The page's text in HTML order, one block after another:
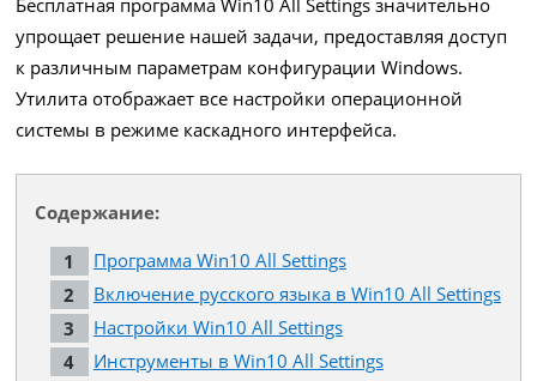
Бесплатная программа Win10 All Settings значительно
упрощает решение нашей задачи, предоставляя доступ
к различным параметрам конфигурации Windows.
Утилита отображает все настройки операционной
системы в режиме каскадного интерфейса.
Содержание:
Программа Win10 All Settings
Включение русского языка в Win10 All Settings
Настройки Win10 All Settings
Инструменты в Win10 All Settings